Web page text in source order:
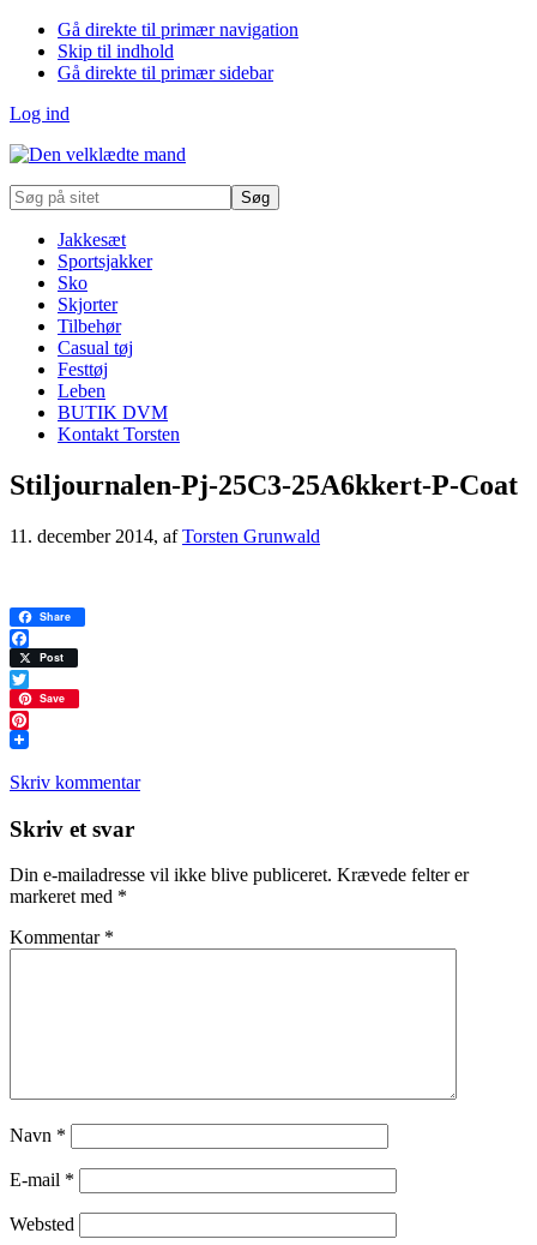
Gå direkte til primær navigation
Skip til indhold
Gå direkte til primær sidebar
Log ind
Søg
på
Jakkesæt
Sportsjakker
Sko
Skjorter
Tilbehør
Casual tøj
Festtøj
Leben
BUTIK DVM
Kontakt Torsten
Stiljournalen-Pj-25C3-25A6kkert-P-Coat
11. december 2014, afTorsten Grunwald
Share
Facebook
Post
Twitter
Save
Pinterest
Skriv kommentar
Læserinteraktioner
Skriv et svar
Din e-mailadresse vil ikke blive publiceret. Krævede felter er
markeret med *
Kommentar *
Navn *
E-mail *
Websted